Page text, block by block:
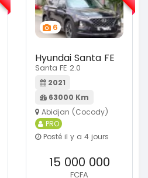
6
Hyundai Santa FE
Santa FE 2.0
2021
63000 Km
Abidjan (Cocody)
PRO
Posté il y a 4 jours
15 000 000
FCFA